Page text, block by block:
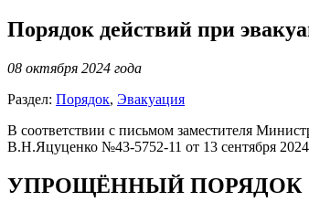
Порядок действий при
08 октября 2024 года
Раздел: Порядок, Эвакуация
В соответствии с письмом заместителя
В.Н.Яцуценко №43-5752-11 от 13 сентября 2024
УПРОЩЁННЫЙ ПОРЯДОК